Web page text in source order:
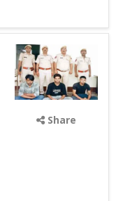
Share